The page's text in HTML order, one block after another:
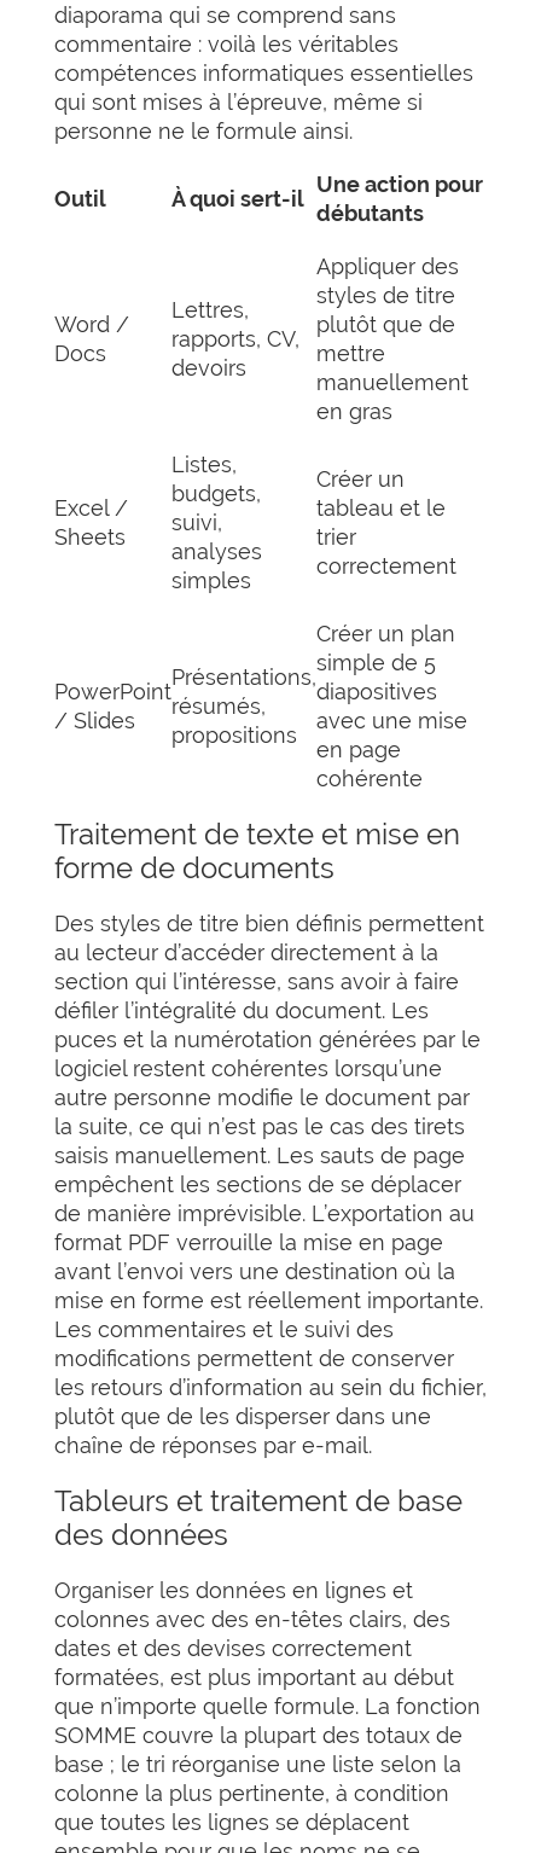
diaporama qui se comprend sans
commentaire : voilà les véritables
compétences informatiques essentielles
qui sont mises à l’épreuve, même si
personne ne le formule ainsi.
Outil À quoi sert-il
Une action pour
débutants
Word /
Docs
Lettres,
rapports, CV,
devoirs
Appliquer des
styles de titre
plutôt que de
mettre
manuellement
en gras
Excel /
Sheets
Listes,
budgets,
suivi,
analyses
simples
Créer un
tableau et le
trier
correctement
PowerPoint
/ Slides
Présentations,
résumés,
propositions
Créer un plan
simple de 5
diapositives
avec une mise
en page
cohérente
Traitement de texte et mise en
forme de documents
Des styles de titre bien définis permettent
au lecteur d’accéder directement à la
section qui l’intéresse, sans avoir à faire
défiler l’intégralité du document. Les
puces et la numérotation générées par le
logiciel restent cohérentes lorsqu’une
autre personne modifie le document par
la suite, ce qui n’est pas le cas des tirets
saisis manuellement. Les sauts de page
empêchent les sections de se déplacer
de manière imprévisible. L’exportation au
format PDF verrouille la mise en page
avant l’envoi vers une destination où la
mise en forme est réellement importante.
Les commentaires et le suivi des
modifications permettent de conserver
les retours d’information au sein du fichier,
plutôt que de les disperser dans une
chaîne de réponses par e-mail.
Tableurs et traitement de base
des données
Organiser les données en lignes et
colonnes avec des en-têtes clairs, des
dates et des devises correctement
formatées, est plus important au début
que n’importe quelle formule. La fonction
SOMME couvre la plupart des totaux de
base ; le tri réorganise une liste selon la
colonne la plus pertinente, à condition
que toutes les lignes se déplacent